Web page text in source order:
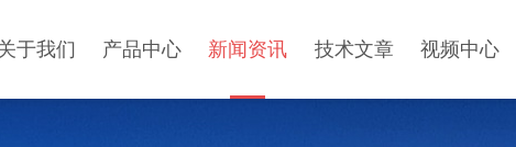
于我们 产品中心 新闻资讯 技术文章 视频中心